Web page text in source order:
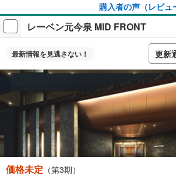
購入者の声（レビュ
レーベン元今泉 MID FRONT
最新情報を見逃さない！ 更新
価格未定 （第3期）